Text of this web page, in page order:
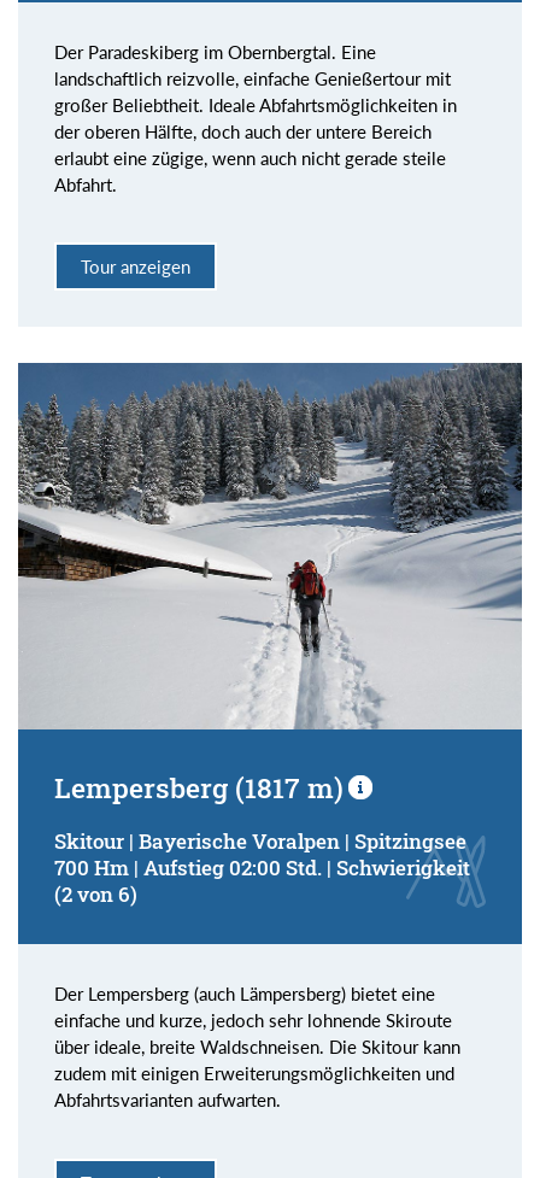
Der Paradeskiberg im Obernbergtal. Eine
landschaftlich reizvolle, einfache Genießertour mit
großer Beliebtheit. Ideale Abfahrtsmöglichkeiten in
der oberen Hälfte, doch auch der untere Bereich
erlaubt eine zügige, wenn auch nicht gerade steile
Abfahrt.
Tour anzeigen
Lempersberg (1817 m)
Skitour | Bayerische Voralpen | Spitzingsee
700 Hm | Aufstieg 02:00 Std. | Schwierigkeit
(2 von 6)
Der Lempersberg (auch Lämpersberg) bietet eine
einfache und kurze, jedoch sehr lohnende Skiroute
über ideale, breite Waldschneisen. Die Skitour kann
zudem mit einigen Erweiterungsmöglichkeiten und
Abfahrtsvarianten aufwarten.